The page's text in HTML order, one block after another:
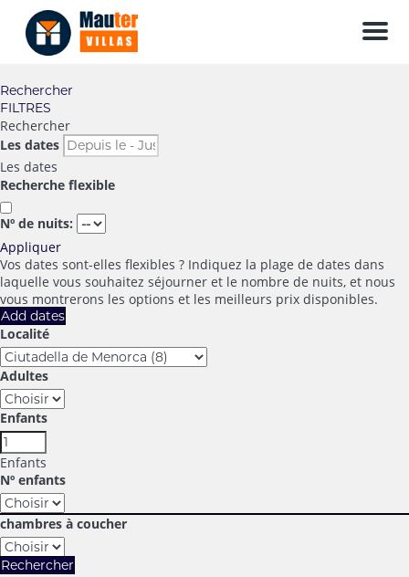
Menu
Rechercher
FILTRES
Rechercher
Les dates
Les dates
Recherche flexible
Nº de nuits:
Appliquer
Vos dates sont-elles flexibles ? Indiquez la plage de dates dans
laquelle vous souhaitez séjourner et le nombre de nuits, et nous
vous montrerons les options et les meilleurs prix disponibles.
Add dates
Localité
Adultes
Enfants
Enfants
Nº enfants
chambres à coucher
Rechercher